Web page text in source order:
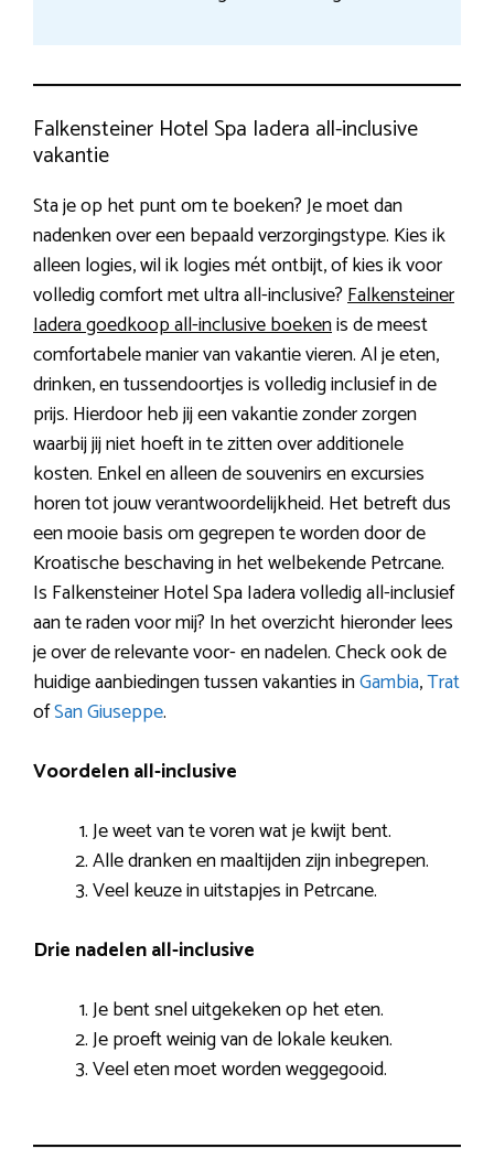
Falkensteiner Hotel Spa Iadera all-inclusive
vakantie
Sta je op het punt om te boeken? Je moet dan
nadenken over een bepaald verzorgingstype. Kies ik
alleen logies, wil ik logies mét ontbijt, of kies ik voor
volledig comfort met ultra all-inclusive?Falkensteiner
Iadera goedkoop all-inclusive boekenis de meest
comfortabele manier van vakantie vieren. Al je eten,
drinken, en tussendoortjes is volledig inclusief in de
prijs. Hierdoor heb jij een vakantie zonder zorgen
waarbij jij niet hoeft in te zitten over additionele
kosten. Enkel en alleen de souvenirs en excursies
horen tot jouw verantwoordelijkheid. Het betreft dus
een mooie basis om gegrepen te worden door de
Kroatische beschaving in het welbekende Petrcane.
Is Falkensteiner Hotel Spa Iadera volledig all-inclusief
aan te raden voor mij? In het overzicht hieronder lees
je over de relevante voor- en nadelen. Check ook de
huidige aanbiedingen tussen vakanties inGambia,Trat
ofSan Giuseppe.
Voordelen all-inclusive
Je weet van te voren wat je kwijt bent.
Alle dranken en maaltijden zijn inbegrepen.
Veel keuze in uitstapjes in Petrcane.
Drie nadelen all-inclusive
Je bent snel uitgekeken op het eten.
Je proeft weinig van de lokale keuken.
Veel eten moet worden weggegooid.